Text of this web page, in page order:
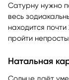
Сатурну нужно
весь
находится
пройти
Натальная